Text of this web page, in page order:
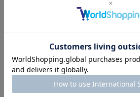
2026.07.28